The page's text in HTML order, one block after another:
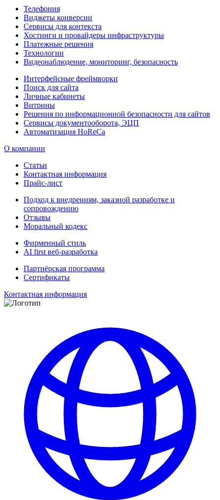
Телефония
Виджеты конверсии
Сервисы для контекста
Хостинги и провайдеры инфраструктуры
Платежные решения
Технологии
Видеонаблюдение, мониторинг, безопасность
Интерфейсные фреймворки
Поиск для сайта
Личные кабинеты
Витрины
Решения по информационной безопасности для сайтов
Сервисы документооборота, ЭЦП
Автоматизация HoReCa
О компании
Статьи
Контактная информация
Прайс-лист
Подход к внедрениям, заказной разработке и
сопровождению
Отзывы
Моральный кодекс
Фирменный стиль
AI first веб-разработка
Партнёрская программа
Сертификаты
Контактная информация